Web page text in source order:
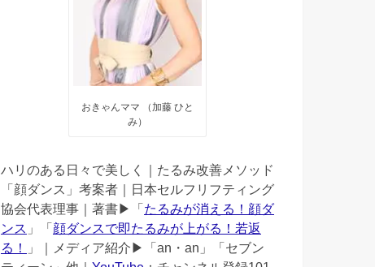
おきゃんママ （加藤 ひと
み）
ハリのある日々で美しく｜たるみ改善メソッド
「顔ダンス」考案者｜日本セルフリフティング
協会代表理事｜著書▶︎「 たるみが消える！顔ダ
ンス 」「 顔ダンスで即たるみが上がる！若返
る！
」｜メディア紹介▶︎「an・an」「セブン